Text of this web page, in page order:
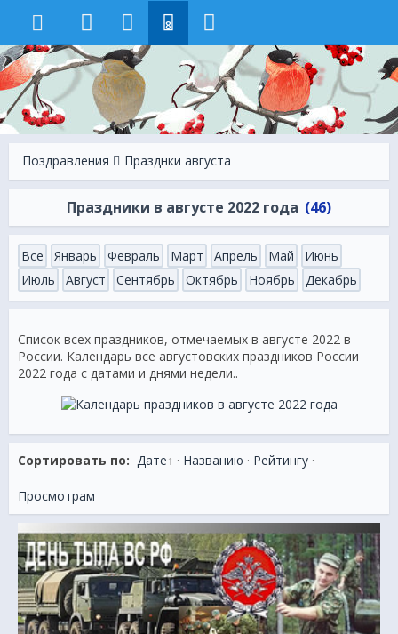
8
Поздравления Празднки августа
Праздники в августе 2022 года (46)
Все Январь Февраль Март Апрель Май
Июнь
Июль
Август Сентябрь Октябрь Ноябрь Декабрь
Список всех праздников, отмечаемых в августе 2022 в
России. Календарь все августовских праздников России
2022 года с датами и днями недели..
Сортировать по: Дате · Названию · Рейтингу ·
Просмотрам